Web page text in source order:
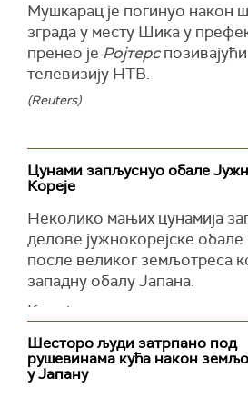
Мушкарац је погинуо након
зграда у месту Шика у
пренео је Ројтерс
телевизију НТВ.
(Reuters)
Цунами запљуснуо обале
Кореје
Неколико мањих цунамија
делове јужнокорејске
после великог земљотреса
западну обалу Јапана.
Корејска метеоролошка
саопштила је да је
степени који је задесио
јапанске префектуре
Шесторо људи затрпано под
рушевинама кућа након
у Јапану